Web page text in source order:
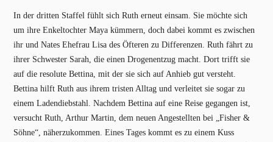
In der dritten Staffel fühlt sich Ruth erneut einsam. Sie möchte sich
um ihre Enkeltochter Maya kümmern, doch dabei kommt es zwischen
ihr und Nates Ehefrau Lisa des Öfteren zu Differenzen. Ruth fährt zu
ihrer Schwester Sarah, die einen Drogenentzug macht. Dort trifft sie
auf die resolute Bettina, mit der sie sich auf Anhieb gut versteht.
Bettina hilft Ruth aus ihrem tristen Alltag und verleitet sie sogar zu
einem Ladendiebstahl. Nachdem Bettina auf eine Reise gegangen ist,
versucht Ruth, Arthur Martin, dem neuen Angestellten bei „Fisher &
Söhne“, näherzukommen. Eines Tages kommt es zu einem Kuss